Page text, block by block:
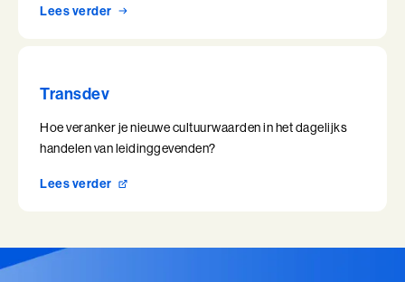
Lees verder
Transdev
Hoe veranker je nieuwe cultuurwaarden in het dagelijks
handelen van leidinggevenden?
Lees verder